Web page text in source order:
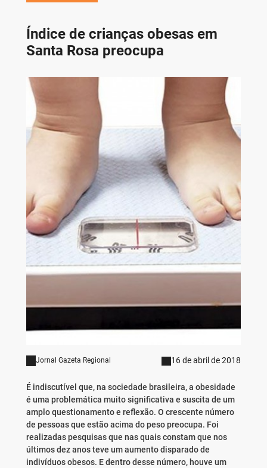
Índice de crianças obesas em
Santa Rosa preocupa
Jornal Gazeta Regional 16 de abril de 2018
É indiscutível que, na sociedade brasileira, a obesidade
é uma problemática muito significativa e suscita de um
amplo questionamento e reflexão. O crescente número
de pessoas que estão acima do peso preocupa. Foi
realizadas pesquisas que nas quais constam que nos
últimos dez anos teve um aumento disparado de
indivíduos obesos. E dentro desse número, houve um